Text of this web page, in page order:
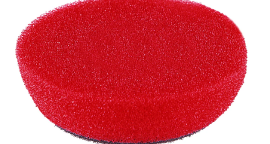
THE FINISHER
DARČEKOVÉ POUKAZY
ČISTENIE A ÚDRŽBA LODÍ